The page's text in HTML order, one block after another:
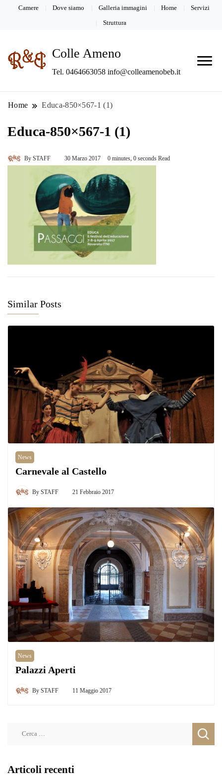
Camere Dove siamo Galleria immagini Home Servizi
Struttura
Colle Ameno
Tel. 0464663058 info@colleamenobeb.it
Home Educa-850×567-1 (1)
Educa-850×567-1 (1)
By STAFF 30 Marzo 2017 0 minutes, 0 seconds Read
Similar Posts
News
Carnevale al Castello
By STAFF 21 Febbraio 2017
News
Palazzi Aperti
By STAFF 11 Maggio 2017
Articoli recenti